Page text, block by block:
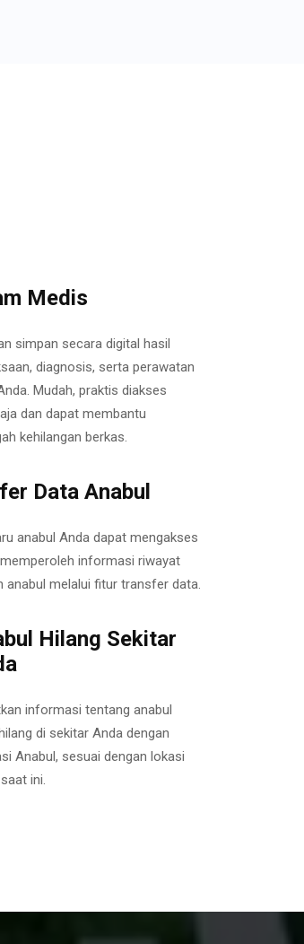
Medis
simpan secara digital hasil
diagnosis, serta perawatan
Mudah, praktis diakses
dan dapat membantu
kehilangan berkas.
Data Anabul
anabul Anda dapat mengakses
informasi riwayat
anabul melalui fitur transfer data.
Hilang Sekitar
informasi tentang anabul
di sekitar Anda dengan
Anabul, sesuai dengan lokasi
ini.